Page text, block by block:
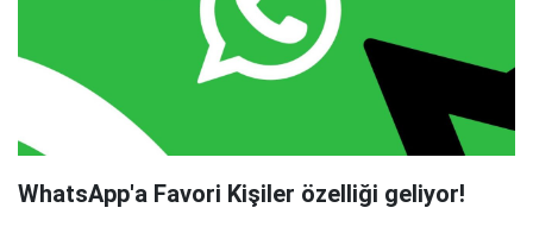
WhatsApp'a Favori Kişiler özelliği geliyor!